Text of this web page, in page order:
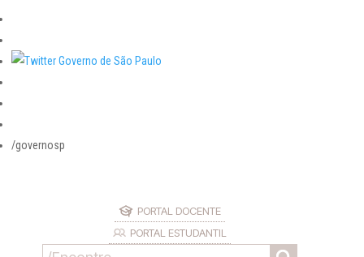
/governosp
PORTAL DOCENTE
PORTAL ESTUDANTIL